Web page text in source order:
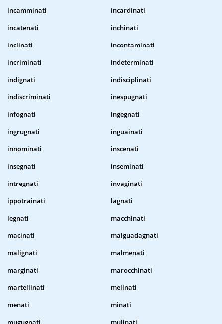
incamminati
incardinati
incatenati
inchinati
inclinati
incontaminati
incriminati
indeterminati
indignati
indisciplinati
indiscriminati
inespugnati
infognati
ingegnati
ingrugnati
inguainati
innominati
inscenati
insegnati
inseminati
intregnati
invaginati
ippotrainati
lagnati
legnati
macchinati
macinati
malguadagnati
malignati
malmenati
marginati
marocchinati
martellinati
melinati
menati
minati
mugugnati
mulinati